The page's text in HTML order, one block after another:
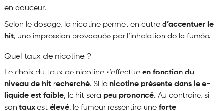
en douceur.
Selon le dosage, la nicotine permet en outre d’accentuer le
hit, une impression provoquée par l’inhalation de la fumée.
Quel taux de nicotine ?
Le choix du taux de nicotine s’effectue en fonction du
niveau de hit recherché. Si la nicotine présente dans le e-
liquide est faible, le hit sera peu prononcé. Au contraire, si
son tauxest élevé, le fumeur ressentira uneforte